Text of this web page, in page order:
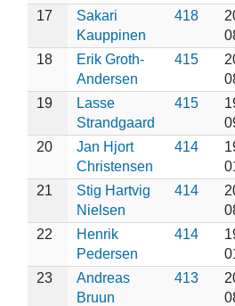
17
Sakari
Kauppinen
418
18
Erik Groth-
Andersen
415
19
Lasse
Strandgaard
415
20
Jan Hjort
Christensen
414
21
Stig Hartvig
Nielsen
414
22
Henrik
Pedersen
414
23
Andreas
Bruun
413